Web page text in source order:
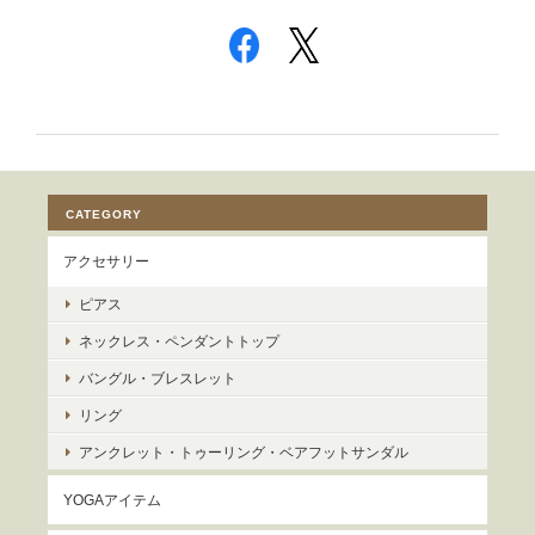
CATEGORY
アクセサリー
ピアス
ネックレス・ペンダントトップ
バングル・ブレスレット
リング
アンクレット・トゥーリング・ベアフットサンダル
YOGAアイテム